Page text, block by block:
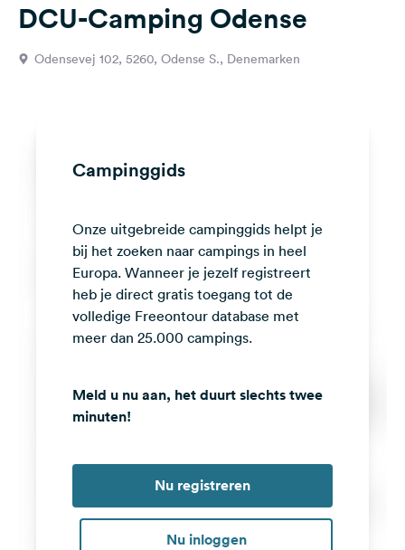
Vragen &
Feedback
media
Facebook
Instagram
DCU-Camping Odense
Odensevej 102, 5260, Odense S., Denemarken
Campinggids
Onze uitgebreide campinggids helpt je
bij het zoeken naar campings in heel
Europa. Wanneer je jezelf registreert
heb je direct gratis toegang tot de
volledige Freeontour database met
meer dan 25.000 campings.
Meld u nu aan, het duurt slechts twee
minuten!
Nu registreren
Nu inloggen